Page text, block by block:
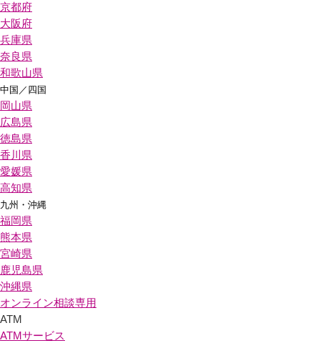
京都府
大阪府
兵庫県
奈良県
和歌山県
中国／四国
岡山県
広島県
徳島県
香川県
愛媛県
高知県
九州・沖縄
福岡県
熊本県
宮崎県
鹿児島県
沖縄県
オンライン相談専用
ATM
ATMサービス